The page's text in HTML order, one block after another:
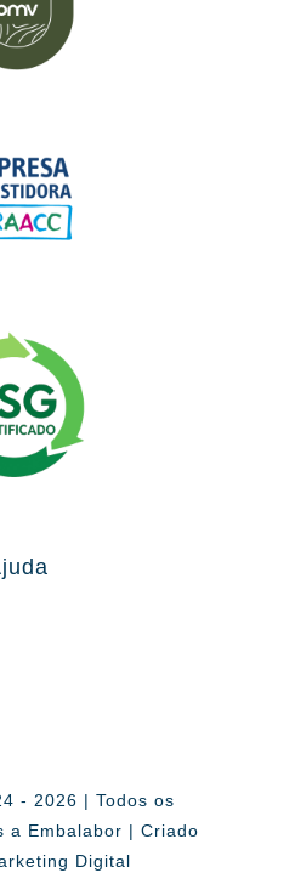
- 2026 | Todos os
a Embalabor | Criado
Digital